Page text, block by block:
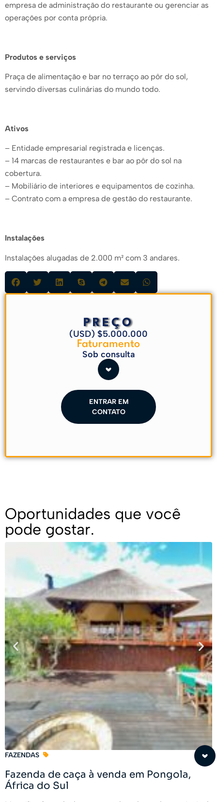
empresa de administração do restaurante ou gerenciar as
operações por conta própria.
Produtos e serviços
Praça de alimentação e bar no terraço ao pôr do sol,
servindo diversas culinárias do mundo todo.
Ativos
– Entidade empresarial registrada e licenças.
– 14 marcas de restaurantes e bar ao pôr do sol na
cobertura.
– Mobiliário de interiores e equipamentos de cozinha.
– Contrato com a empresa de gestão do restaurante.
Instalações
Instalações alugadas de 2.000 m² com 3 andares.
PREÇO
(USD) $5.000.000
Faturamento
Sob consulta
ENTRAR EM
CONTATO
Oportunidades que você
pode gostar.
FAZENDAS
Fazenda de caça à venda em Pongola,
África do Sul